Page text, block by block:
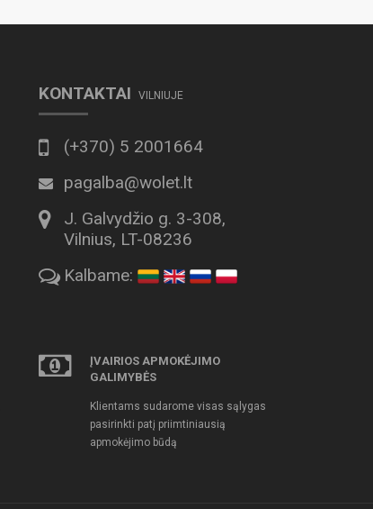
KONTAKTAI VILNIUJE
(+370) 5 2001664
pagalba@wolet.lt
J. Galvydžio g. 3-308,
Vilnius, LT-08236
Kalbame:
ĮVAIRIOS APMOKĖJIMO
GALIMYBĖS
Klientams sudarome visas sąlygas
pasirinkti patį priimtiniausią
apmokėjimo būdą